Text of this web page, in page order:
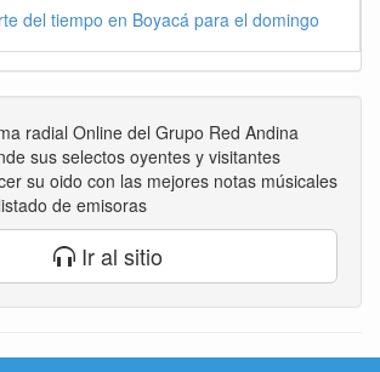
del tiempo en Boyacá para el domingo
radial Online del Grupo Red Andina
sus selectos oyentes y visitantes
su oido con las mejores notas músicales
de emisoras
Ir al sitio